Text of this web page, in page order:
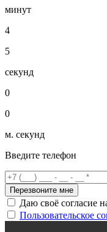
минут
4
5
секунд
0
0
м. секунд
Введите телефон
Перезвоните мне
Даю своё согласие
Пользовательское